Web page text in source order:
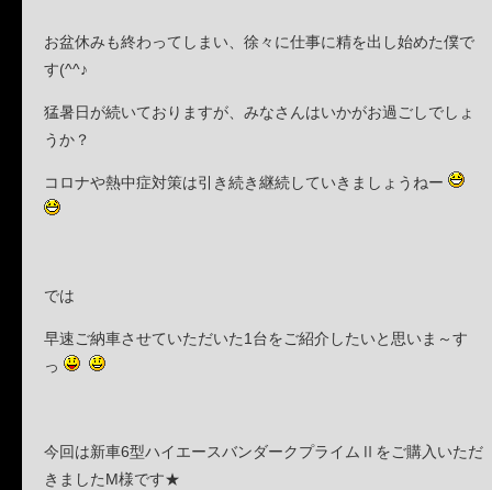
お盆休みも終わってしまい、徐々に仕事に精を出し始めた僕で
す(^^♪
猛暑日が続いておりますが、みなさんはいかがお過ごしでしょ
うか？
コロナや熱中症対策は引き続き継続していきましょうねー
では
早速ご納車させていただいた1台をご紹介したいと思いま～す
っ
今回は新車6型ハイエースバンダークプライムⅡをご購入いただ
きましたM様です★